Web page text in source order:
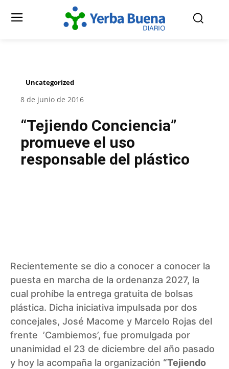
Uncategorized
8 de junio de 2016
“Tejiendo Conciencia”
promueve el uso
responsable del plástico
Recientemente se dio a conocer a conocer la
puesta en marcha de la ordenanza 2027, la
cual prohíbe la entrega gratuita de bolsas
plástica. Dicha iniciativa impulsada por dos
concejales, José Macome y Marcelo Rojas del
frente ’Cambiemos’, fue promulgada por
unanimidad el 23 de diciembre del año pasado
y hoy la acompaña la organización “Tejiendo